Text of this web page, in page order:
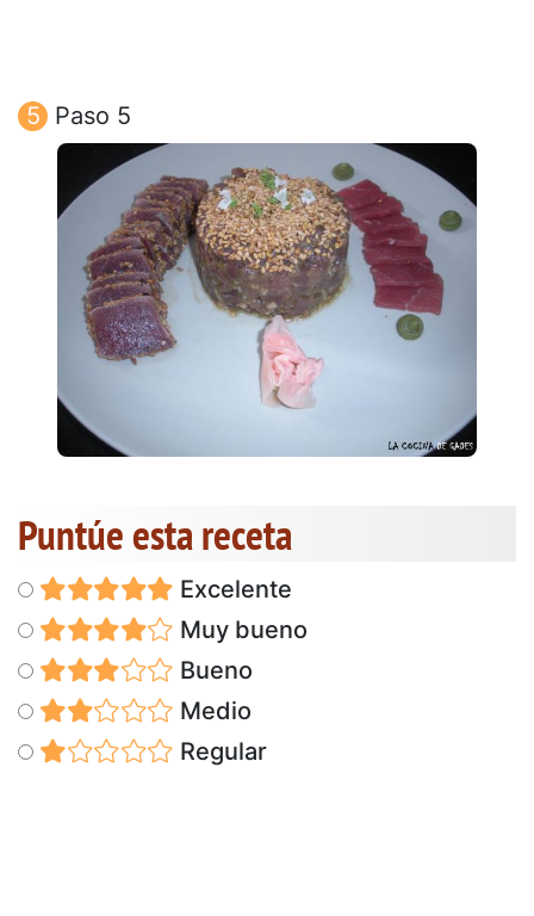
Paso 5
Puntúe esta receta
Excelente
Muy bueno
Bueno
Medio
Regular